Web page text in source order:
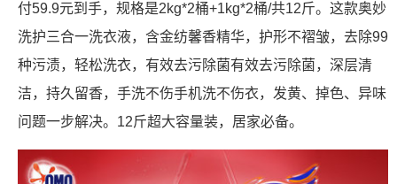
付59.9元到手，规格是2kg*2桶+1kg*2桶/共12斤。这款奥妙
洗护三合一洗衣液，含金纺馨香精华，护形不褶皱，去除99
种污渍，轻松洗衣，有效去污除菌有效去污除菌，深层清
洁，持久留香，手洗不伤手机洗不伤衣，发黄、掉色、异味
问题一步解决。12斤超大容量装，居家必备。